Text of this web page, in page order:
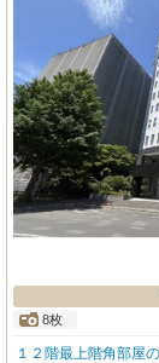
8枚
１２階最上階角部